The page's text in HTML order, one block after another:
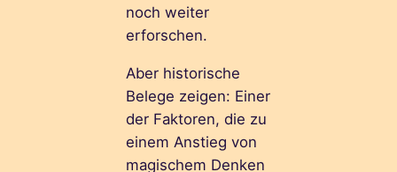
noch weiter
erforschen.
Aber historische
Belege zeigen: Einer
der Faktoren, die zu
einem Anstieg von
magischem Denken